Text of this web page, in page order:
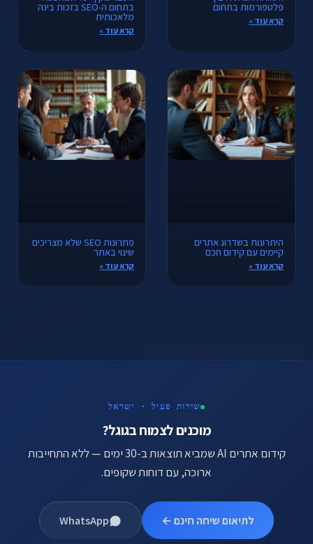
פלטפורמות בתחום
קרא עוד »
בתחום ה-SEO בזכות בינה
מלאכותית
קרא עוד »
היתרונות בשדרוג אתרים
קיימים עם קידום חכם
קרא עוד »
פתרונות SEO שלא מצריכים
שינוי באתר
קרא עוד »
שירות פעיל · ישראל
מוכנים לצמוח בגוגל?
קידום אתרים AI שמביא תוצאות ב-30 ימים — ללא התחייבות
ארוכה, עם דוחות שקופים.
לתיאום שיחה חינם ← WhatsApp